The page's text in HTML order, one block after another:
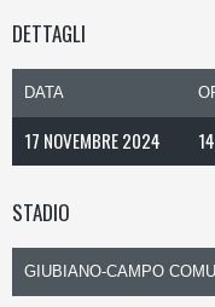
DETTAGLI
DATA
17 NOVEMBRE 2024
STADIO
GIUBIANO-CAMPO